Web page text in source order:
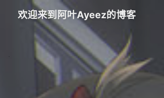
欢迎来到阿叶Ayeez的博客